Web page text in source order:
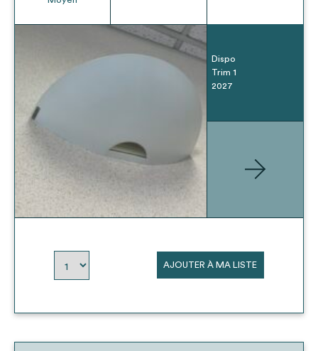
Dispo
Trim 1
2027
AJOUTER À MA LISTE